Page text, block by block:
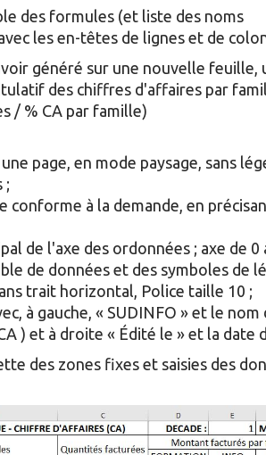
des formules (et liste des noms
les en-têtes de lignes et de
généré sur une nouvelle feuille,
des chiffres d'affaires par
/ % CA par famille)
page, en mode paysage, sans
;
conforme à la demande, en
de l'axe des ordonnées ; axe de 0
de données et des symboles de
trait horizontal, Police taille 10 ;
à gauche, « SUDINFO » et le
) et à droite « Édité le » et la date
des zones fixes et saisies des